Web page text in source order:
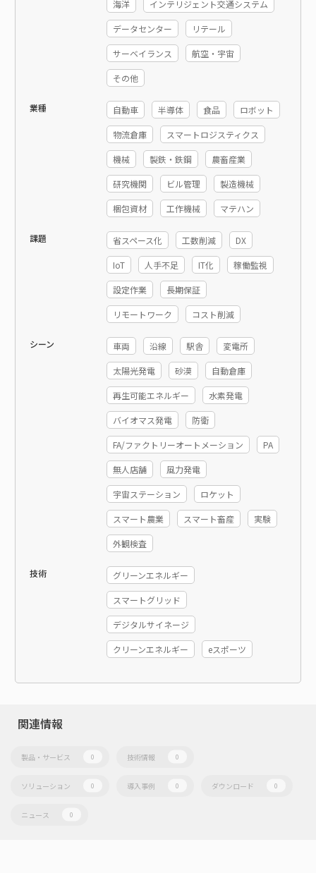
海洋 インテリジェント交通システム
データセンター リテール
サーベイランス 航空・宇宙
その他
業種 自動車 半導体 食品 ロボット
物流倉庫 スマートロジスティクス
機械 製鉄・鉄鋼 農畜産業
研究機関 ビル管理 製造機械
梱包資材 工作機械 マテハン
課題 省スペース化 工数削減 DX
IoT 人手不足 IT化 稼働監視
設定作業 長期保証
リモートワーク コスト削減
シーン 車両 沿線 駅舎 変電所
太陽光発電 砂漠 自動倉庫
再生可能エネルギー 水素発電
バイオマス発電 防衛
FA/ファクトリーオートメーション PA
無人店舗 風力発電
宇宙ステーション ロケット
スマート農業 スマート畜産 実験
外観検査
技術 グリーンエネルギー
スマートグリッド
デジタルサイネージ
クリーンエネルギー eスポーツ
関連情報
製品・サービス 0 技術情報 0
ソリューション 0 導入事例 0 ダウンロード 0
ニュース 0